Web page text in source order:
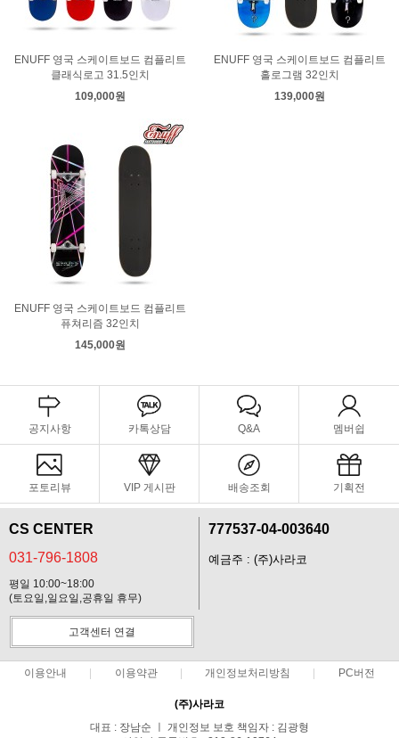
ENUFF 영국 스케이트보드 컴플리트
클래식로고 31.5인치
109,000원
ENUFF 영국 스케이트보드 컴플리트
홀로그램 32인치
139,000원
ENUFF 영국 스케이트보드 컴플리트
퓨쳐리즘 32인치
145,000원
공지사항 카톡상담 Q&A 멤버쉽
포토리뷰 VIP 게시판 배송조회 기획전
CS CENTER
031-796-1808
평일 10:00~18:00
(토요일,일요일,공휴일 휴무)
777537-04-003640
예금주 : (주)사라코
고객센터 연결
이용안내 이용약관 개인정보처리방침 PC버전
(주)사라코
대표 : 장남순 ㅣ 개인정보 보호 책임자 : 김광형